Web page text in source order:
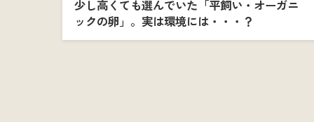
少し高くても選んでいた「平飼い・オーガニ
ックの卵」。実は環境には・・・？